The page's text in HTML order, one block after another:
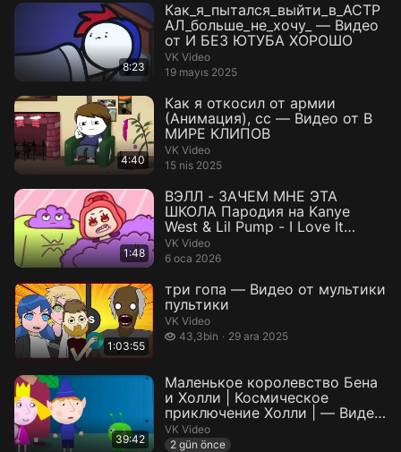
8:23
Как_я_пытался_выйти_в_АСТР
АЛ_больше_не_хочу_ — Видео
от И БЕЗ ЮТУБА ХОРОШО
VK Video
19 mayıs 2025
4:40
Как я откосил от армии
(Анимация), сс — Видео от В
МИРЕ КЛИПОВ
VK Video
15 nis 2025
1:48
ВЭЛЛ - ЗАЧЕМ МНЕ ЭТА
ШКОЛА Пародия на Kanye
West & Lil Pump - I Love It
(Meme)Ан...
VK Video
6 oca 2026
1:03:55
три гопа — Видео от мультики
пультики
VK Video
43,3bin
43,3 bin izleme29 ara 2025
39:42
Маленькое королевство Бена
и Холли | Космическое
приключение Холли | — Видео
от Новый...
VK Video
2 gün önce